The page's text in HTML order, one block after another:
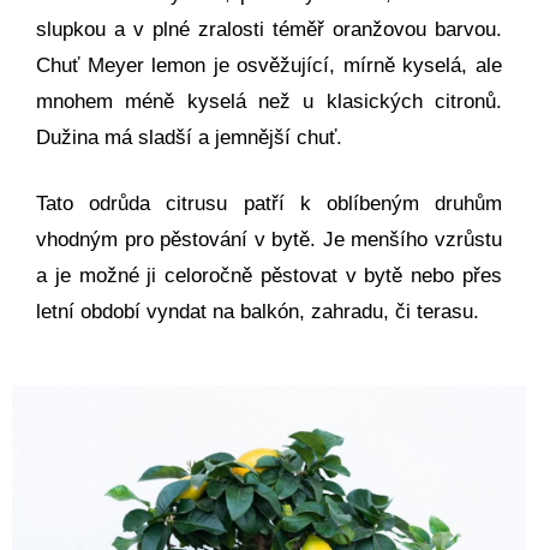
slupkou a v plné zralosti téměř oranžovou barvou.
Chuť Meyer lemon je osvěžující, mírně kyselá, ale
mnohem méně kyselá než u klasických citronů.
Dužina má sladší a jemnější chuť.
Tato odrůda citrusu patří k oblíbeným druhům
vhodným pro pěstování v bytě. Je menšího vzrůstu
a je možné ji celoročně pěstovat v bytě nebo přes
letní období vyndat na balkón, zahradu, či terasu.